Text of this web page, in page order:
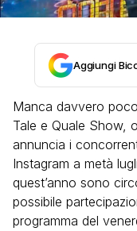
Aggiungi
Manca davvero
Tale e Quale Show,
annuncia i
Instagram a metà
quest’anno sono
possibile
programma del